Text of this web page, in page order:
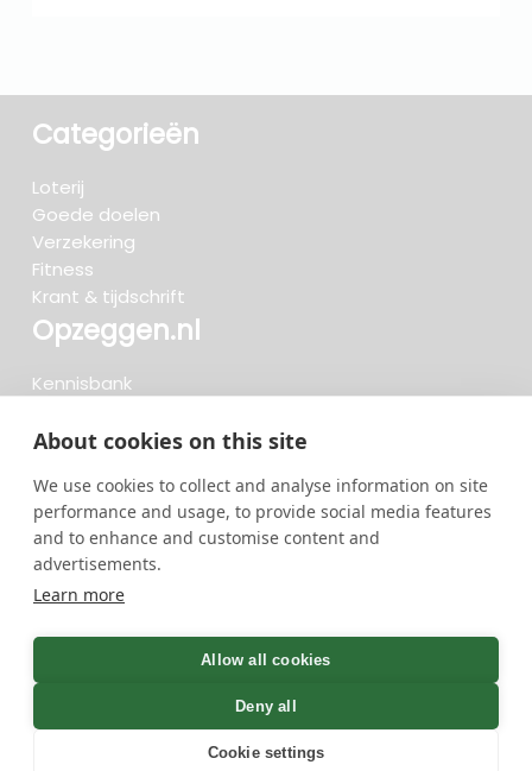
About cookies on this site
We use cookies to collect and analyse information on site
performance and usage, to provide social media features
and to enhance and customise content and
advertisements.
Learn more
Allow all cookies
Deny all
Cookie settings
Categorieën
Loterij
Goede doelen
Verzekering
Fitness
Krant & tijdschrift
Opzeggen.nl
Kennisbank
Beoordelingen
Meteen opzeggen
719 opzeggingen afgelopen 30 dagen - 3.666.347
opzeggingen in totaal
GreenOnline BV Gebruiksvoorwaarden